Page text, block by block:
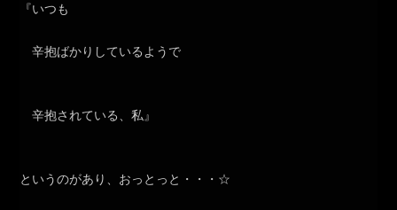
『いつも
辛抱ばかりしているようで
辛抱されている、私』
というのがあり、おっとっと・・・☆